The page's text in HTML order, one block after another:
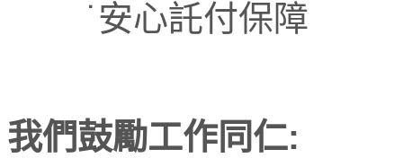
˙安心託付保障
我們鼓勵工作同仁: